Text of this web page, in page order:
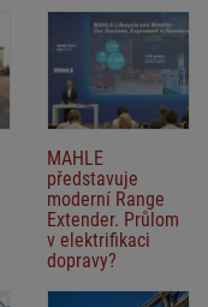
MAHLE
představuje
moderní Range
Extender. Průlom
v elektrifikaci
dopravy?